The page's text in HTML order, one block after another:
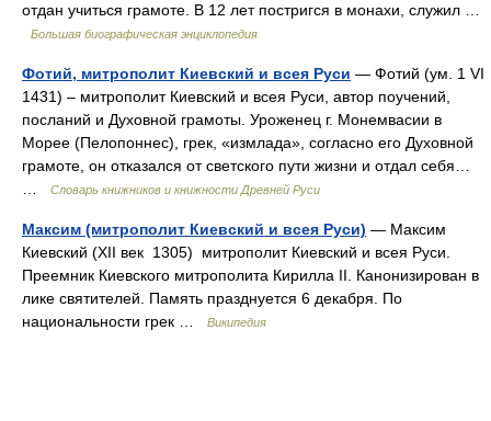
отдан учиться грамоте. В 12 лет постригся в монахи, служил …
Большая биографическая энциклопедия
Фотий, митрополит Киевский и всея Руси — Фотий (ум. 1 VI
1431) – митрополит Киевский и всея Руси, автор поучений,
посланий и Духовной грамоты. Уроженец г. Монемвасии в
Морее (Пелопоннес), грек, «измлада», согласно его Духовной
грамоте, он отказался от светского пути жизни и отдал себя…
Словарь книжников и книжности Древней Руси
Максим (митрополит Киевский и всея Руси) — Максим
Киевский (XII век 1305) митрополит Киевский и всея Руси.
Преемник Киевского митрополита Кирилла II. Канонизирован в
лике святителей. Память празднуется 6 декабря. По
национальности грек …
Википедия